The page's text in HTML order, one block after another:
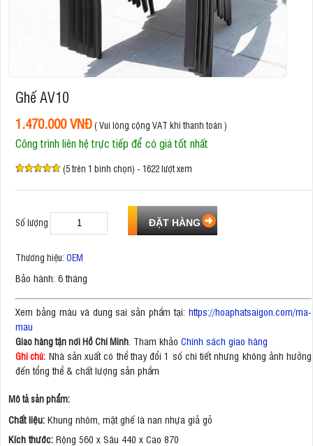
Ghế AV10
1.470.000 VNĐ( Vui lòng cộng VAT khi thanh toán )
Công trình liên hệ trực tiếp để có giá tốt nhất
(5 trên 1 bình chọn) - 1622 lượt xem
Số lượng
Thương hiệu: OEM
Bảo hành: 6 tháng
Xem bảng màu và dung sai sản phẩm tại: https://hoaphatsaigon.com/ma-
mau
Giao hàng tận nơi Hồ Chí Minh . Tham khảo Chính sách giao hàng
Ghi chú: Nhà sản xuất có thể thay đổi 1 số chi tiết nhưng không ảnh hưởng
đến tổng thể & chất lượng sản phẩm
Mô tả sản phẩm:
Chất liệu: Khung nhôm, mặt ghế là nan nhựa giả gỗ
Kích thước: Rộng 560 x Sâu 440 x Cao 870